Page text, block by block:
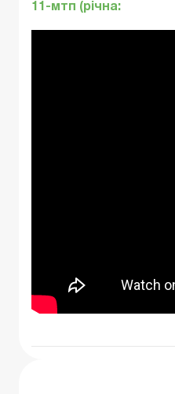
11-мтп (річна: